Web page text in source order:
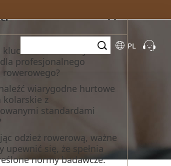
PL
kluczowe standardy
dla profesjonalnego
rowerowego?
wiarygodne hurtowe
kolarskie z
standardami
odzież rowerową, ważne
upewnić się, że spełnia
normy badawcze.